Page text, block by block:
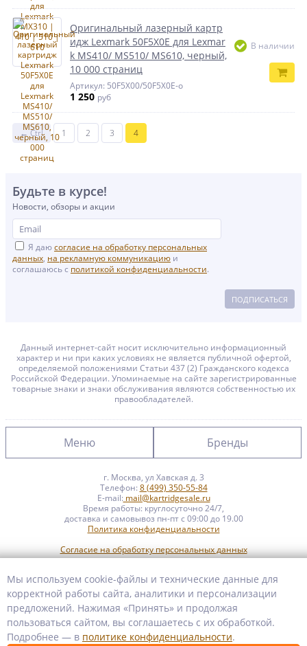
Оригинальный лазерный картр
идж Lexmark 50F5X0E для Lexmar
k MS410/ MS510/ MS610, черный,
10 000 страниц
Артикул: 50F5X00/50F5X0E-o
1 250 руб
В наличии
← Ctrl 1 2 3 4
Будьте в курсе!
Новости, обзоры и акции
Я даюсогласие на обработку персональных
данных, на рекламную коммуникацию и
соглашаюсь с политикой конфиденциальности.
ПОДПИСАТЬСЯ
Данный интернет-сайт носит исключительно информационный
характер и ни при каких условиях не является публичной офертой,
определяемой положениями Статьи 437 (2) Гражданского кодекса
Российской Федерации. Упоминаемые на сайте зарегистрированные
товарные знаки и знаки обслуживания являются собственностью их
правообладателей.
Меню Бренды
Главная
Каталог
Условия оплаты и доставки
Хиты продаж
Скидки
Новости
Brother
Canon
Epson
Kyocera
Panasonic
Samsung
г. Москва, ул Хавская д. 3
Телефон: 8 (499) 350-55-84
E-mail: mail@kartridgesale.ru
Время работы: круглосуточно 24/7,
доставка и самовывоз пн-пт с 09:00 до 19.00
Политика конфиденциальности
Согласие на обработку персональных данных
Мы используем cookie-файлы и технические данные для
корректной работы сайта, аналитики и персонализации
предложений. Нажимая «Принять» и продолжая
пользоваться сайтом, вы соглашаетесь с их обработкой.
Подробнее — в политике конфиденциальности.